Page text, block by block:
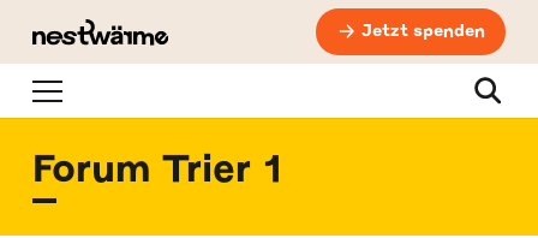
Jetzt spenden
Navigation Suche
Forum Trier 1